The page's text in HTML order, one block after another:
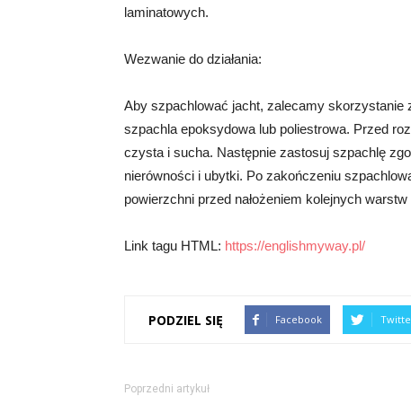
laminatowych.
Wezwanie do działania:
Aby szpachlować jacht, zalecamy skorzystanie
szpachla epoksydowa lub poliestrowa. Przed
czysta i sucha. Następnie zastosuj szpachlę
nierówności i ubytki. Po zakończeniu
powierzchni przed nałożeniem kolejnych warstw
Link tagu HTML: https://englishmyway.pl/
PODZIEL SIĘ Facebook
Poprzedni artykuł